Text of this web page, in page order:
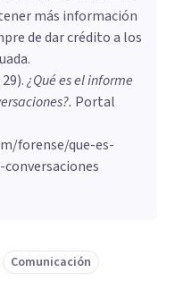
más información
de dar crédito a los
).¿Qué es el informe
. Portal
forense/que-es-
Comunicación